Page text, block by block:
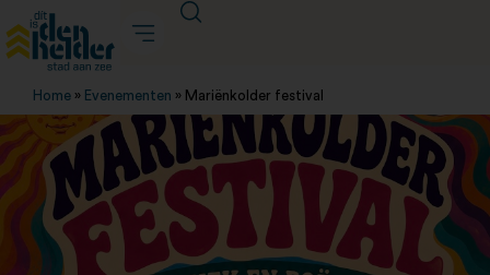
Home » Evenementen » Mariënkolder festival